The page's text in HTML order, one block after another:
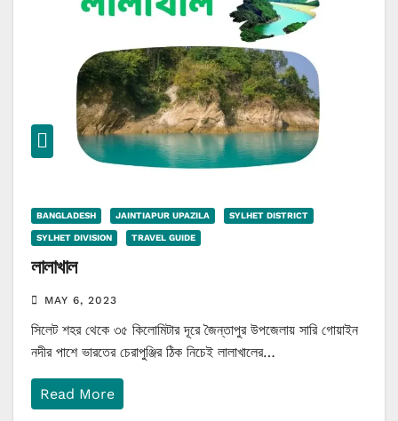
BANGLADESH JAINTIAPUR UPAZILA SYLHET DISTRICT
SYLHET DIVISION TRAVEL GUIDE
লালাখাল
MAY 6, 2023
সিলেট শহর থেকে ৩৫ কিলোমিটার দূরে জৈন্তাপুর উপজেলায় সারি গোয়াইন
নদীর পাশে ভারতের চেরাপুঞ্জির ঠিক নিচেই লালাখালের…
Read More